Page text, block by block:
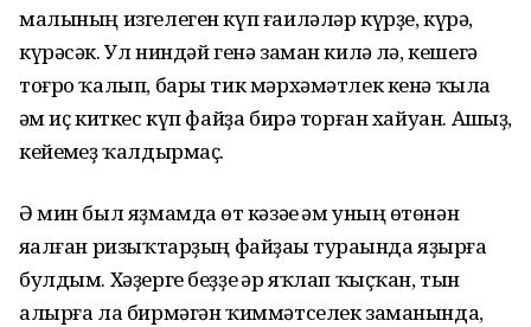
малының изгелеген күп ғаиләләр күрҙе, күрә,
күрәсәк. Ул ниндәй генә заман килһә лә, кешегә
тоғро ҡалып, бары тик мәрхәмәтлек кенә ҡыла
һәм иҫ киткес күп файҙа бирә торған хайуан. Ашһыҙ,
кейемһеҙ ҡалдырмаҫ.
Ә мин был яҙмамда һөт кәзәһе һәм уның һөтөнән
яһалған ризыҡтарҙың файҙаһы тураһында яҙырға
булдым. Хәҙерге беҙҙе һәр яҡлап ҡыҫҡан, тын
алырға ла бирмәгән ҡиммәтселек заманында,